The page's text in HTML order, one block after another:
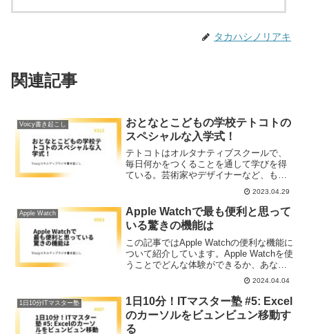
タカハシノリアキ
関連記事
Voicy書き起こし
おとなとこどもの学校テトコトの
スペシャルな入学式！
テトコトはオルタナティブスクールで、
毎日何かをつくることを通して学びを得
ている。芸術家やデザイナーなど、もの
づくりを生業とする人たちが中心に設立
し、新しくて小さな学校だ。入学式で
は、2人の新入生に肥後守などの道具が贈
られ、写真撮影が行われた。
2023.04.29
Apple Watch
Apple Watchで最も便利と思って
いる驚きの機能は
この記事ではApple Watchの便利な機能に
ついて紹介しています。Apple Watchを使
うことでどんな体験ができるか、あなた
の価値観をアップデートできるかもしれ
2024.04.04
1日10分ITマスター塾
1日10分！ITマスター塾 #5: Excel
のカーソルをビュンビュン移動す
る